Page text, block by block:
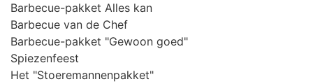
Barbecue-pakket Alles kan
Barbecue van de Chef
Barbecue-pakket "Gewoon goed"
Spiezenfeest
Het "Stoeremannenpakket"